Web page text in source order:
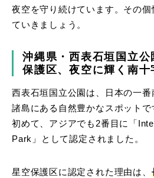
夜空を守り続けています。その
ていきましょう。
沖縄県・西表石垣国立
保護区、夜空に輝く南十
西表石垣国立公園は、日本の一
諸島にある自然豊かなスポット
初めて、アジアでも2番目に「
Park」として認定されました。
星空保護区に認定された理由は、